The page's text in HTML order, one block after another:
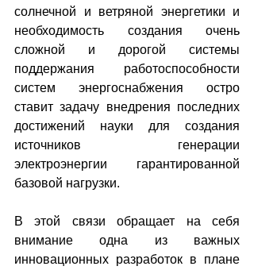
солнечной и ветряной энергетики и
необходимость создания очень
сложной и дорогой системы
поддержания работоспособности
систем энергоснабжения остро
ставит задачу внедрения последних
достижений науки для создания
источников генерации
электроэнергии гарантированной
базовой нагрузки.
В этой связи обращает на себя
внимание одна из важных
инновационных разработок в плане